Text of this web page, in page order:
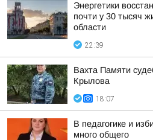
Энергетики
почти у 30 тысяч
области
22:39
Вахта Памяти
Крылова
18:07
В педагогике и
много общего